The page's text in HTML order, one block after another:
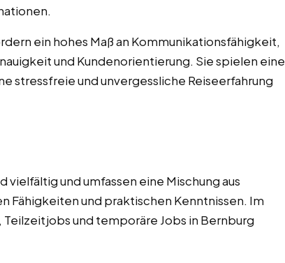
ein hohes Maß an Kommunikationsfähigkeit,
und Kundenorientierung. Sie spielen eine
stressfreie und unvergessliche Reiseerfahrung
vielfältig und umfassen eine Mischung aus
Fähigkeiten und praktischen Kenntnissen. Im
und temporäre Jobs in Bernburg